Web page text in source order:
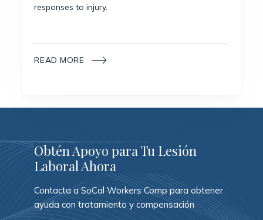
responses to injury.
READ MORE
Obtén Apoyo para Tu Lesión
Laboral Ahora
Contacta a SoCal Workers Comp para obtener
ayuda con tratamiento y compensación